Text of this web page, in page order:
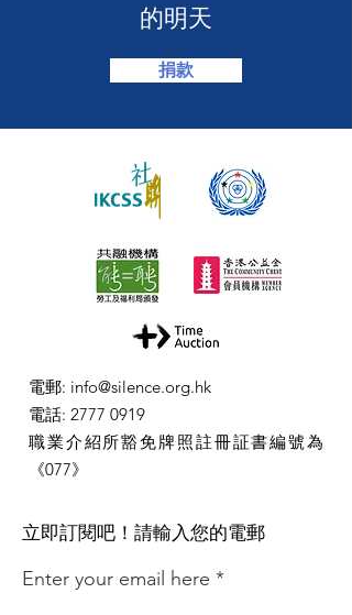
的明天
捐款
電郵: info@silence.org.hk
電話: 2777 0919
職業介紹所豁免牌照註冊証書編號為
《077》
​立即訂閱吧！請輸入您的電郵
Enter your email here